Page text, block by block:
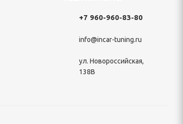
+7 960-960-83-80
info@incar-tuning.ru
ул. Новороссийская,
138В